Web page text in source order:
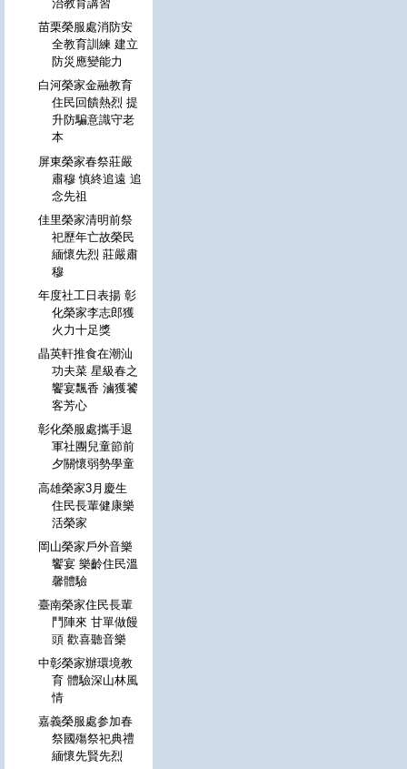
治教育講習
苗栗榮服處消防安
全教育訓練 建立
防災應變能力
白河榮家金融教育
住民回饋熱烈 提
升防騙意識守老
本
屏東榮家春祭莊嚴
肅穆 慎終追遠 追
念先祖
佳里榮家清明前祭
祀歷年亡故榮民
緬懷先烈 莊嚴肅
穆
年度社工日表揚 彰
化榮家李志郎獲
火力十足獎
晶英軒推食在潮汕
功夫菜 星級春之
饗宴飄香 滷獲饕
客芳心
彰化榮服處攜手退
軍社團兒童節前
夕關懷弱勢學童
高雄榮家3月慶生
住民長輩健康樂
活榮家
岡山榮家戶外音樂
饗宴 樂齡住民溫
馨體驗
臺南榮家住民長輩
鬥陣來 甘單做饅
頭 歡喜聽音樂
中彰榮家辦環境教
育 體驗深山林風
情
嘉義榮服處参加春
祭國殤祭祀典禮
緬懷先賢先烈